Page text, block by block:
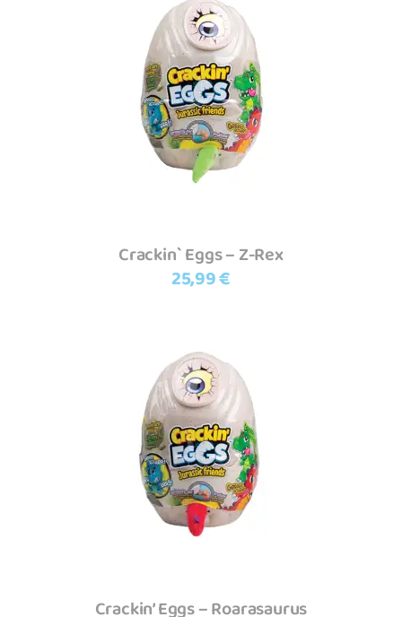
Ler mais
Crackin` Eggs – Z-Rex
25,99€
Adicionar
Crackin’ Eggs – Roarasaurus